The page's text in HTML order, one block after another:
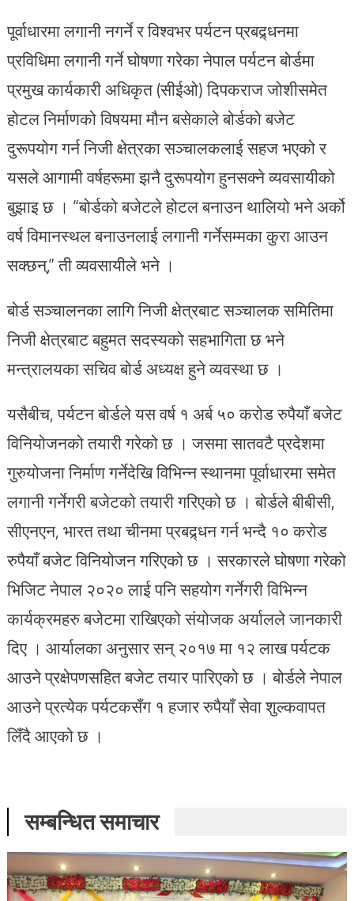
पूर्वाधारमा लगानी नगर्ने र विश्वभर पर्यटन प्रबद्र्धनमा
प्रविधिमा लगानी गर्ने घोषणा गरेका नेपाल पर्यटन बोर्डमा
प्रमुख कार्यकारी अधिकृत (सीईओ) दिपकराज जोशीसमेत
होटल निर्माणको विषयमा मौन बसेकाले बोर्डको बजेट
दुरूपयोग गर्न निजी क्षेत्रका सञ्चालकलाई सहज भएको र
यसले आगामी वर्षहरूमा झनै दुरूपयोग हुनसक्ने व्यवसायीको
बुझाइ छ । “बोर्डको बजेटले होटल बनाउन थालियो भने अर्को
वर्ष विमानस्थल बनाउनलाई लगानी गर्नेसम्मका कुरा आउन
सक्छन्,” ती व्यवसायीले भने ।
बोर्ड सञ्चालनका लागि निजी क्षेत्रबाट सञ्चालक समितिमा
निजी क्षेत्रबाट बहुमत सदस्यको सहभागिता छ भने
मन्त्रालयका सचिव बोर्ड अध्यक्ष हुने व्यवस्था छ ।
यसैबीच, पर्यटन बोर्डले यस वर्ष १ अर्ब ५० करोड रुपैयाँ बजेट
विनियोजनको तयारी गरेको छ । जसमा सातवटै प्रदेशमा
गुरुयोजना निर्माण गर्नेदेखि विभिन्न स्थानमा पूर्वाधारमा समेत
लगानी गर्नेगरी बजेटको तयारी गरिएको छ । बोर्डले बीबीसी,
सीएनएन, भारत तथा चीनमा प्रबद्र्धन गर्न भन्दै १० करोड
रुपैयाँ बजेट विनियोजन गरिएको छ । सरकारले घोषणा गरेको
भिजिट नेपाल २०२० लाई पनि सहयोग गर्नेगरी विभिन्न
कार्यक्रमहरु बजेटमा राखिएको संयोजक अर्यालले जानकारी
दिए । आर्यालका अनुसार सन् २०१७ मा १२ लाख पर्यटक
आउने प्रक्षेपणसहित बजेट तयार पारिएको छ । बोर्डले नेपाल
आउने प्रत्येक पर्यटकसँग १ हजार रुपैयाँ सेवा शुल्कवापत
लिँदै आएको छ ।
सम्बन्धित समाचार